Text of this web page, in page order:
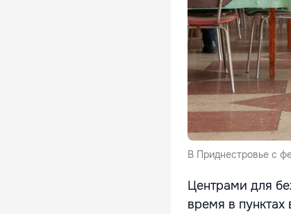
В Приднестровье с
Центрами для
время в